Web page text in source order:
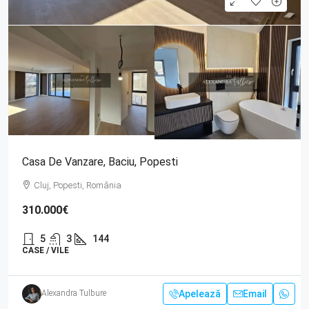
Casa De Vanzare, Baciu, Popesti
Cluj, Popesti, România
310.000€
5 3 144
CASE / VILE
Alexandra Tulbure Apelează Email